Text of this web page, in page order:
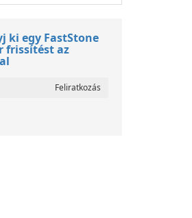
ki egy FastStone
frissítést az